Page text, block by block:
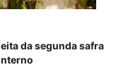
da segunda safra